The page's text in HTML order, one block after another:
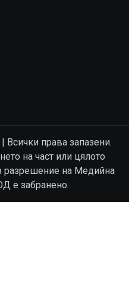
права запазени.
на част или цялото
разрешение на Медийна
е забранено.